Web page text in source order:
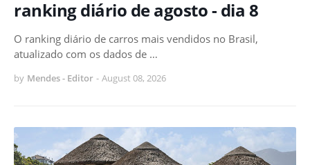
ranking diário de agosto - dia 8
O ranking diário de carros mais vendidos no Brasil,
atualizado com os dados de …
by Mendes - Editor - August 08, 2026